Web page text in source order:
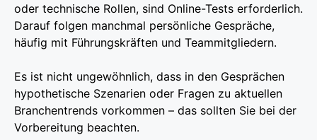
oder technische Rollen, sind Online-Tests erforderlich.
Darauf folgen manchmal persönliche Gespräche,
häufig mit Führungskräften und Teammitgliedern.
Es ist nicht ungewöhnlich, dass in den Gesprächen
hypothetische Szenarien oder Fragen zu aktuellen
Branchentrends vorkommen – das sollten Sie bei der
Vorbereitung beachten.